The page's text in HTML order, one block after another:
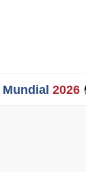
Mundial 2026